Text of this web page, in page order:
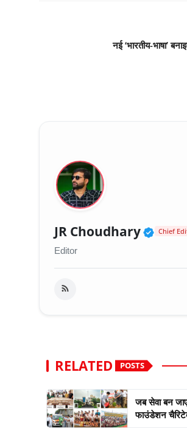
नई ‘भारतीय-भाषा’
JR Choudhary Chief
Editor
RELATED POSTS
जब सेवा बन
फाउंडेशन